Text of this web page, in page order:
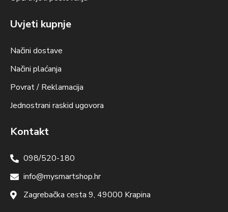
Uvjeti kupnje
Načini dostave
Načini plaćanja
Povrat / Reklamacija
Jednostrani raskid ugovora
Kontakt
098/520-180
info@mysmartshop.hr
Zagrebačka cesta 9, 49000 Krapina